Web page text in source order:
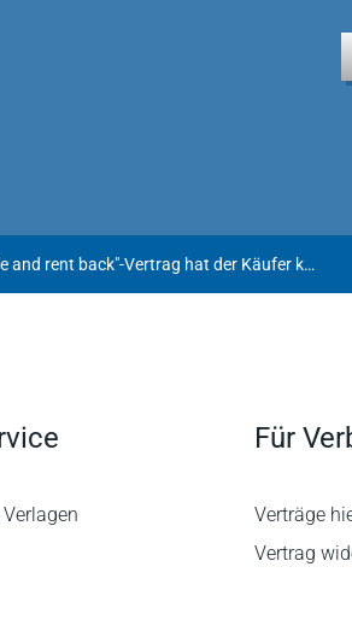
Bei sittenwidrigem "sale and rent back"-Vertrag hat der Käufer keinen Anspruch auf Rückzahlung des Kaufpreises
Für
Verträge
Vertrag